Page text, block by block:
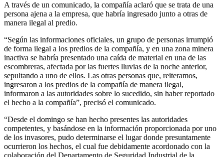
A través de un comunicado, la compañía aclaró que se trata de una
persona ajena a la empresa, que habría ingresado junto a otras de
manera ilegal al predio.
“Según las informaciones oficiales, un grupo de personas irrumpió
de forma ilegal a los predios de la compañía, y en una zona minera
inactiva se habría presentado una caída de material en una de las
escombreras, afectada por las fuertes lluvias de la noche anterior,
sepultando a uno de ellos. Las otras personas que, reiteramos,
ingresaron a los predios de la compañía de manera ilegal,
informaron a las autoridades sobre lo sucedido, sin haber reportado
el hecho a la compañía”, precisó el comunicado.
“Desde el domingo se han hecho presentes las autoridades
competentes, y basándose en la información proporcionada por uno
de los invasores, pudo determinarse el lugar donde presuntamente
ocurrieron los hechos, el cual fue debidamente acordonado con la